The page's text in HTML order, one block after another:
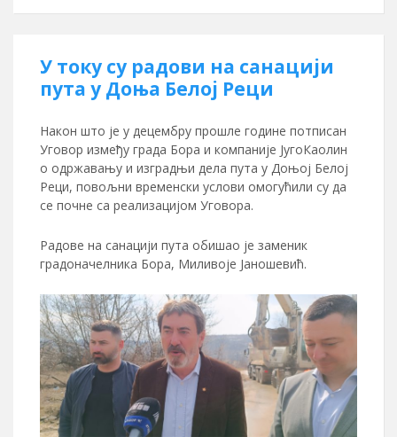
У току су радови на санацији
пута у Доња Белој Реци
Након што је у децембру прошле године потписан
Уговор између града Бора и компаније ЈугоКаолин
о одржавању и изградњи дела пута у Доњој Белој
Реци, повољни временски услови омогућили су да
се почне са реализацијом Уговора.
Радове на санацији пута обишао је заменик
градоначелника Бора, Миливоје Јаношевић.